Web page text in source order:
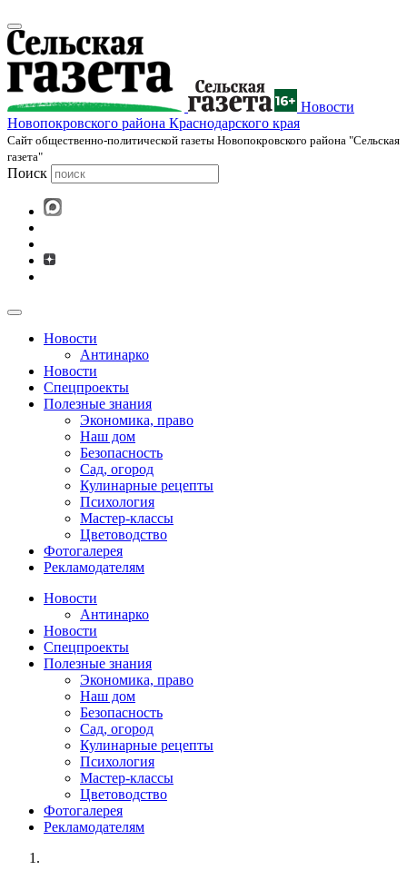
Новости
Новопокровского района Краснодарского края
Cайт общественно-политической газеты Новопокровского района "Сельская
газета"
Поиск
Новости
Антинарко
Новости
Спецпроекты
Полезные знания
Экономика, право
Наш дом
Безопасность
Сад, огород
Кулинарные рецепты
Психология
Мастер-классы
Цветоводство
Фотогалерея
Рекламодателям
Новости
Антинарко
Новости
Спецпроекты
Полезные знания
Экономика, право
Наш дом
Безопасность
Сад, огород
Кулинарные рецепты
Психология
Мастер-классы
Цветоводство
Фотогалерея
Рекламодателям